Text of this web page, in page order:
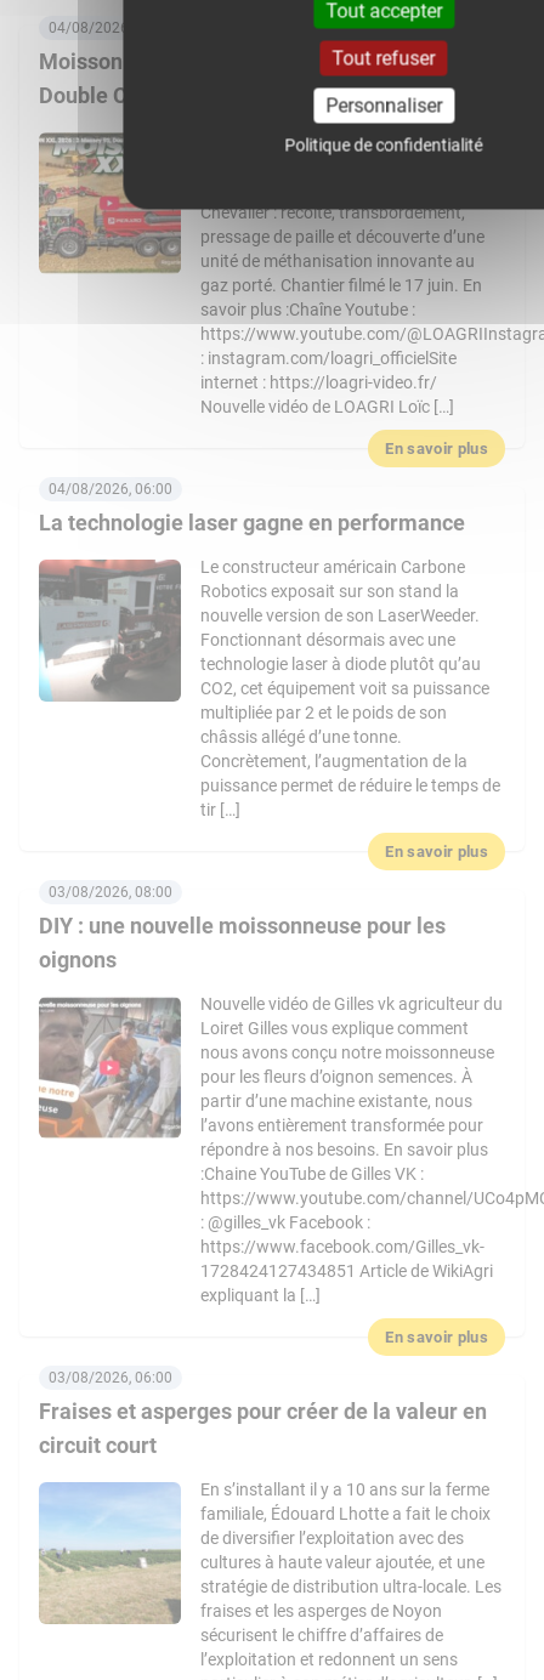
Moisson XXL 2026 : 3 Massey Ferguson 9S,
Double CR… Un chantier de folie !
04/08/2026, 08:00
Nouvelle vidéo de LOAGRI Loïc vous
Chevalier : récolte, transbordement,
pressage de paille et découverte d’une
unité de méthanisation innovante au
gaz porté. Chantier filmé le 17 juin. En
savoir plus :Chaîne Youtube :
https://www.youtube.com/
: instagram.com/loagri_officielSite
internet : https://loagri-video.fr/
Nouvelle vidéo de LOAGRI Loïc […]
En savoir plus
La technologie laser gagne en performance
04/08/2026, 06:00
Le constructeur américain Carbone
Robotics exposait sur son stand la
nouvelle version de son LaserWeeder.
Fonctionnant désormais avec une
technologie laser à diode plutôt qu’au
CO2, cet équipement voit sa puissance
multipliée par 2 et le poids de son
châssis allégé d’une tonne.
Concrètement, l’augmentation de la
puissance permet de réduire le temps de
tir […]
En savoir plus
DIY : une nouvelle moissonneuse pour les
oignons
03/08/2026, 08:00
Nouvelle vidéo de Gilles vk agriculteur du
Loiret Gilles vous explique comment
nous avons conçu notre moissonneuse
pour les fleurs d’oignon semences. À
partir d’une machine existante, nous
l’avons entièrement transformée pour
répondre à nos besoins. En savoir plus
:Chaine YouTube de Gilles VK :
https://www.youtube.com/channel/
: @gilles_vk Facebook :
https://www.facebook.com/Gilles_vk-
1728424127434851 Article de WikiAgri
expliquant la […]
En savoir plus
Fraises et asperges pour créer de la valeur en
circuit court
03/08/2026, 06:00
En s’installant il y a 10 ans sur la ferme
familiale, Édouard Lhotte a fait le choix
de diversifier l’exploitation avec des
cultures à haute valeur ajoutée, et une
stratégie de distribution ultra-locale. Les
fraises et les asperges de Noyon
sécurisent le chiffre d’affaires de
l’exploitation et redonnent un sens
Tout accepter
Tout refuser
Personnaliser
Politique de confidentialité